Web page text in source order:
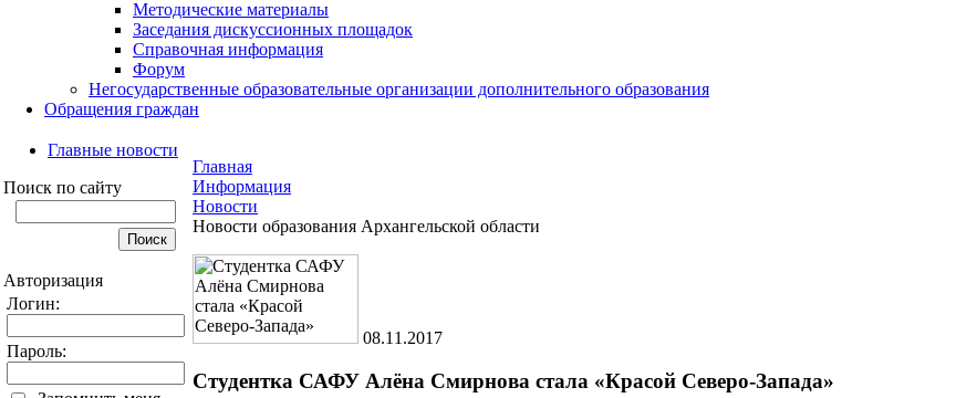
Методические материалы
Заседания дискуссионных площадок
Справочная информация
Форум
Негосударственные образовательные организации дополнительного образования
Обращения граждан
Главные новости
Поиск по сайту
Авторизация
Логин:
Пароль:
Главная
Информация
Новости
Новости образования Архангельской области
08.11.2017
Студентка САФУ Алёна Смирнова стала «Красой Северо-Запада»